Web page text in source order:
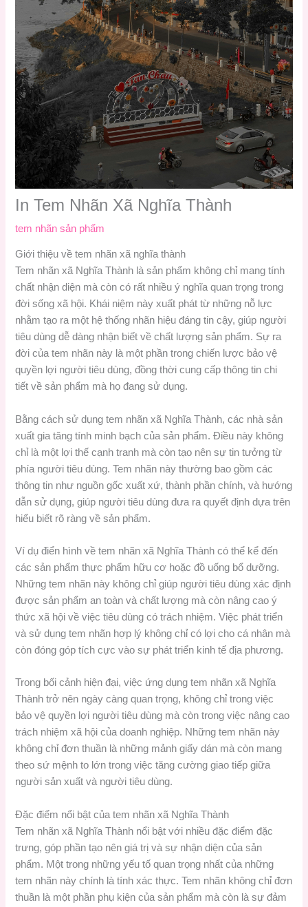
In Tem Nhãn Xã Nghĩa Thành
tem nhãn sản phẩm
Giới thiệu về tem nhãn xã nghĩa thành
Tem nhãn xã Nghĩa Thành là sản phẩm không chỉ mang tính
chất nhận diện mà còn có rất nhiều ý nghĩa quan trọng trong
đời sống xã hội. Khái niệm này xuất phát từ những nỗ lực
nhằm tạo ra một hệ thống nhãn hiệu đáng tin cậy, giúp người
tiêu dùng dễ dàng nhận biết về chất lượng sản phẩm. Sự ra
đời của tem nhãn này là một phần trong chiến lược bảo vệ
quyền lợi người tiêu dùng, đồng thời cung cấp thông tin chi
tiết về sản phẩm mà họ đang sử dụng.
Bằng cách sử dụng tem nhãn xã Nghĩa Thành, các nhà sản
xuất gia tăng tính minh bạch của sản phẩm. Điều này không
chỉ là một lợi thế cạnh tranh mà còn tạo nên sự tin tưởng từ
phía người tiêu dùng. Tem nhãn này thường bao gồm các
thông tin như nguồn gốc xuất xứ, thành phần chính, và hướng
dẫn sử dụng, giúp người tiêu dùng đưa ra quyết định dựa trên
hiểu biết rõ ràng về sản phẩm.
Ví dụ điển hình về tem nhãn xã Nghĩa Thành có thể kể đến
các sản phẩm thực phẩm hữu cơ hoặc đồ uống bổ dưỡng.
Những tem nhãn này không chỉ giúp người tiêu dùng xác định
được sản phẩm an toàn và chất lượng mà còn nâng cao ý
thức xã hội về việc tiêu dùng có trách nhiệm. Việc phát triển
và sử dụng tem nhãn hợp lý không chỉ có lợi cho cá nhân mà
còn đóng góp tích cực vào sự phát triển kinh tế địa phương.
Trong bối cảnh hiện đại, việc ứng dụng tem nhãn xã Nghĩa
Thành trở nên ngày càng quan trọng, không chỉ trong việc
bảo vệ quyền lợi người tiêu dùng mà còn trong việc nâng cao
trách nhiệm xã hội của doanh nghiệp. Những tem nhãn này
không chỉ đơn thuần là những mảnh giấy dán mà còn mang
theo sứ mệnh to lớn trong việc tăng cường giao tiếp giữa
người sản xuất và người tiêu dùng.
Đặc điểm nổi bật của tem nhãn xã Nghĩa Thành
Tem nhãn xã Nghĩa Thành nổi bật với nhiều đặc điểm đặc
trưng, góp phần tạo nên giá trị và sự nhận diện của sản
phẩm. Một trong những yếu tố quan trọng nhất của những
tem nhãn này chính là tính xác thực. Tem nhãn không chỉ đơn
thuần là một phần phụ kiện của sản phẩm mà còn là sự đảm